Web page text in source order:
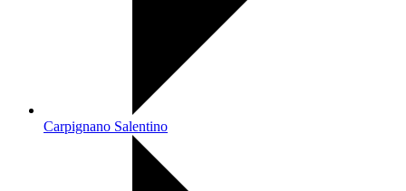
Carpignano Salentino